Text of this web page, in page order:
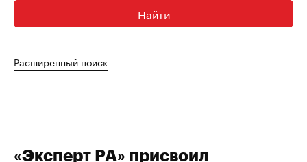
Найти
Расширенный поиск
«Эксперт РА» присвоил